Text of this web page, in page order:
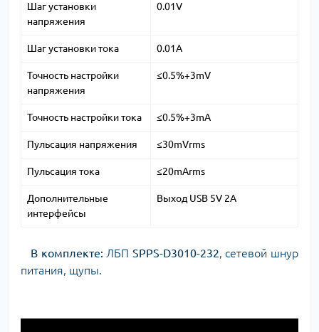
Шаг установки
напряжения
0.01V
Шаг установки тока 0.01A
Точность настройки
напряжения
≤0.5%+3mV
Точность настройки тока ≤0.5%+3mA
Пульсация напряжения ≤30mVrms
Пульсация тока ≤20mArms
Дополнительные
интерфейсы
Выход USB 5V 2A
В комплекте: ЛБП SPPS-D3010-232, сетевой шнур
питания, щупы.